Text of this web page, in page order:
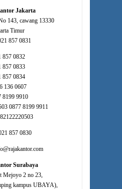
Jakarta
143, cawang 13330
Timur
857 0831
857 0832
857 0833
857 0834
136 0607
8199 9910
0877 8199 9911
857 0830
Surabaya
Mejoyo 2 no 23,
kampus UBAYA),